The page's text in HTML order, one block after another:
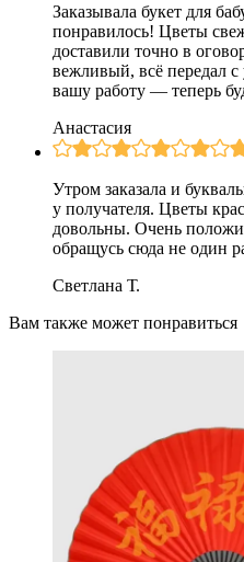
Заказывала букет для
понравилось! Цветы
доставили точно в
вежливый, всё передал
вашу работу — теперь
Анастасия
Утром заказала и
у получателя. Цветы
довольны. Очень
обращусь сюда не один
Светлана Т.
Вам также может понравиться